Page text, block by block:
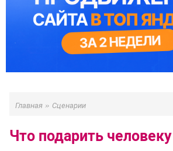
Главная » Сценарии
Что подарить